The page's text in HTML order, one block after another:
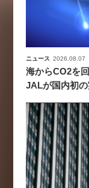
ニュース 2026.08.07
海からCO2を
JALが国内初